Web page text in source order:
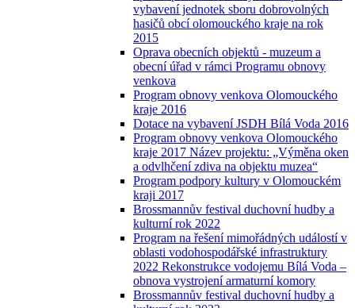
vybavení jednotek sboru dobrovolných
hasičů obcí olomouckého kraje na rok
2015
Oprava obecních objektů - muzeum a
obecní úřad v rámci Programu obnovy
venkova
Program obnovy venkova Olomouckého
kraje 2016
Dotace na vybavení JSDH Bílá Voda 2016
Program obnovy venkova Olomouckého
kraje 2017 Název projektu: „Výměna oken
a odvlhčení zdiva na objektu muzea“
Program podpory kultury v Olomouckém
kraji 2017
Brossmannův festival duchovní hudby a
kulturní rok 2022
Program na řešení mimořádných událostí v
oblasti vodohospodářské infrastruktury
2022 Rekonstrukce vodojemu Bílá Voda –
obnova vystrojení armaturní komory
Brossmannův festival duchovní hudby a